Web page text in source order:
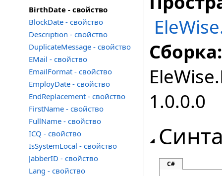
BirthDate - свойство
BlockDate - свойство
Description - свойство
DuplicateMessage - свойство
EMail - свойство
EmailFormat - свойство
EmployDate - свойство
EndReplacement - свойство
FirstName - свойство
FullName - свойство
ICQ - свойство
IsSystemLocal - свойство
JabberID - свойство
Lang - свойство
Сборка:
1.0.0.0
C#